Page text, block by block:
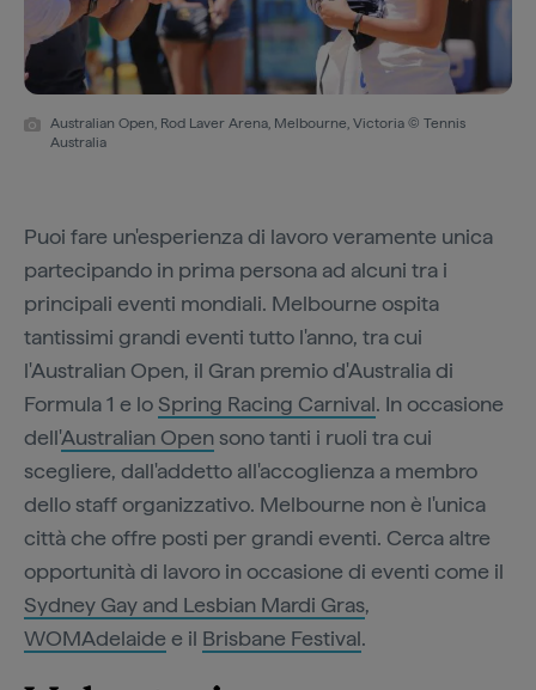
Australian Open, Rod Laver Arena, Melbourne, Victoria © Tennis
Australia
Puoi fare un'esperienza di lavoro veramente unica
partecipando in prima persona ad alcuni tra i
principali eventi mondiali. Melbourne ospita
tantissimi grandi eventi tutto l'anno, tra cui
l'Australian Open, il Gran premio d'Australia di
Formula 1 e loSpring Racing Carnival. In occasione
dell'Australian Opensono tanti i ruoli tra cui
scegliere, dall'addetto all'accoglienza a membro
dello staff organizzativo. Melbourne non è l'unica
città che offre posti per grandi eventi. Cerca altre
opportunità di lavoro in occasione di eventi come il
Sydney Gay and Lesbian Mardi Gras,
WOMAdelaide e il Brisbane Festival.